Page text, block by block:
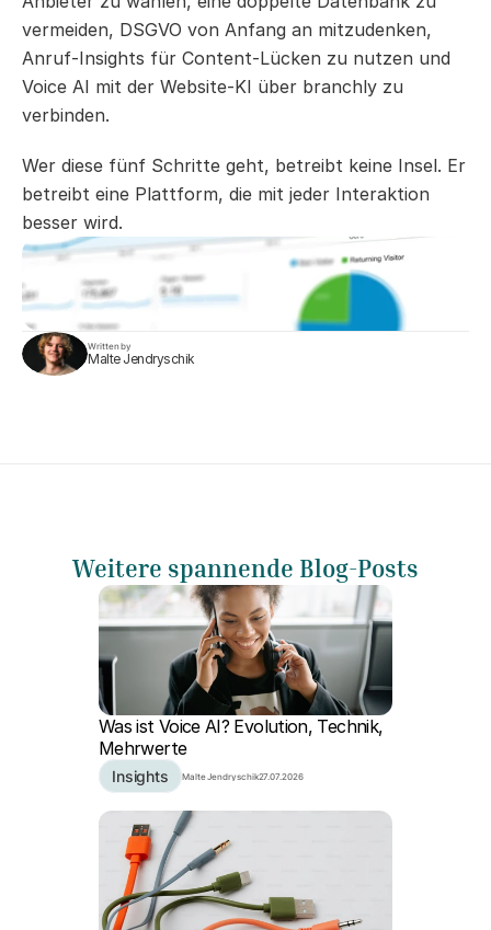
vermeiden, DSGVO von Anfang an mitzudenken,
Anruf-Insights für Content-Lücken zu nutzen und
Voice AI mit der Website-KI über branchly zu
verbinden.
Wer diese fünf Schritte geht, betreibt keine Insel. Er
betreibt eine Plattform, die mit jeder Interaktion
besser wird.
Malte Jendryschik
Written by
Weitere spannende Blog-Posts
Was ist Voice AI? Evolution, Technik,
Mehrwerte
Insights Malte Jendryschik27.07.2026